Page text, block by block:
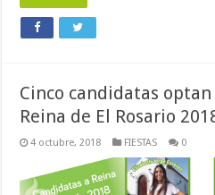
Cinco candidatas
Reina de El Rosario
4 octubre, 2018 FIESTAS 0